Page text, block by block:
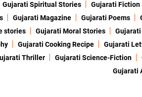
Gujarati Spiritual Stories Gujarati Fiction
Gujarati Magazine Gujarati Poems
stories
Gujarati Moral Stories
Gujarati Cooking Recipe Gujarati
Thriller Gujarati Science-Fiction
Gujarati